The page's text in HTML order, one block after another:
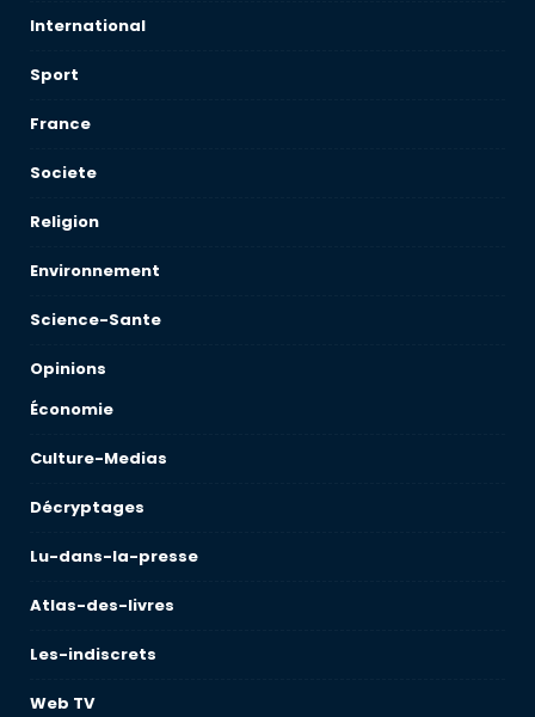
International
Sport
France
Societe
Religion
Environnement
Science-Sante
Opinions
Économie
Culture-Medias
Décryptages
Lu-dans-la-presse
Atlas-des-livres
Les-indiscrets
Web TV